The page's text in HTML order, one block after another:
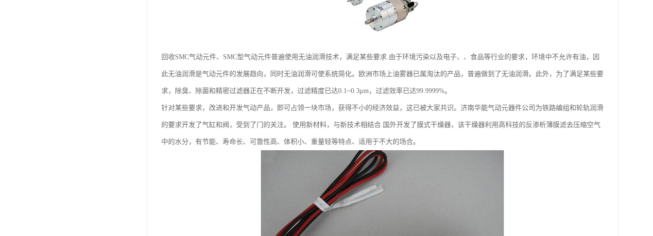
回收SMC气动元件、SMC型气动元件普遍使用无油润滑技术，满足某些要求.由于环境污染以及电子、、食品等行业的要求，环境中不允许有油，因
此无油润滑是气动元件的发展趋向，同时无油润滑可使系统简化。欧洲市场上油雾器已属淘汰的产品，普遍做到了无油润滑。此外，为了满足某些要
求，除臭、除菌和精密过滤器正在不断开发，过滤精度已达0.1~0.3μm，过滤效率已达99.9999%。
针对某些要求，改进和开发气动产品，即可占领一块市场，获得不小的经济效益，这已被大家共识。济南华能气动元器件公司为铁路编组和轮轨润滑
的要求开发了气缸和阀，受到了门的关注。 使用新材料，与新技术相结合.国外开发了膜式干燥器，该干燥器利用高科技的反渗析薄膜滤去压缩空气
中的水分，有节能、寿命长、可靠性高、体积小、重量轻等特点、适用于不大的场合。